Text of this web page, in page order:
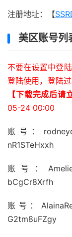
注册地址：【
美区账号列
不要在设置中登
登陆使用，登陆
【下载完成后请
05-24 00:00
账号：
nR1STeHxxh
账号：
bCgCr8Xrfh
账号：
G2tm8uFZgy